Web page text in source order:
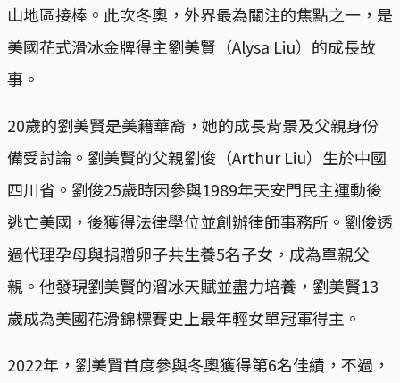
山地區接棒。此次冬奧，外界最為關注的焦點之一，是
美國花式滑冰金牌得主劉美賢（Alysa Liu）的成長故
事。
20歲的劉美賢是美籍華裔，她的成長背景及父親身份
備受討論。劉美賢的父親劉俊（Arthur Liu）生於中國
四川省。劉俊25歲時因參與1989年天安門民主運動後
逃亡美國，後獲得法律學位並創辦律師事務所。劉俊透
過代理孕母與捐贈卵子共生養5名子女，成為單親父
親。他發現劉美賢的溜冰天賦並盡力培養，劉美賢13
歲成為美國花滑錦標賽史上最年輕女單冠軍得主。
2022年，劉美賢首度參與冬奧獲得第6名佳績，不過，